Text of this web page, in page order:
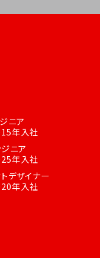
ニア
年入社
ニア
年入社
デザイナー
年入社